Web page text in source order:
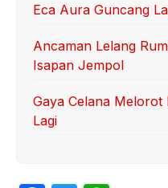
Eca Aura Guncang
Ancaman Lelang
Isapan Jempol
Gaya Celana Melorot
Lagi